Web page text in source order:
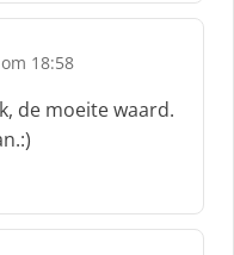
18:58
de moeite waard.